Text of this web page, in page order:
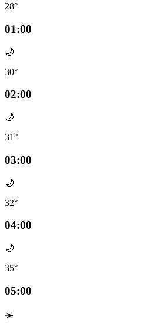
28°
01:00
🌙
30°
02:00
🌙
31°
03:00
🌙
32°
04:00
🌙
35°
05:00
☀️